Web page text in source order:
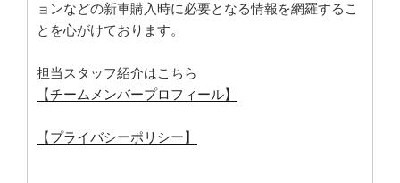
ョンなどの新車購入時に必要となる情報を網羅するこ
とを心がけております。
担当スタッフ紹介はこちら
【チームメンバープロフィール】
【プライバシーポリシー】